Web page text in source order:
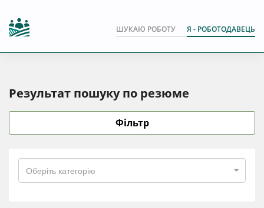
ШУКАЮ РОБОТУ Я - РОБОТОДАВЕЦЬ
Результат пошуку по резюме
Фільтр
Оберіть категорію